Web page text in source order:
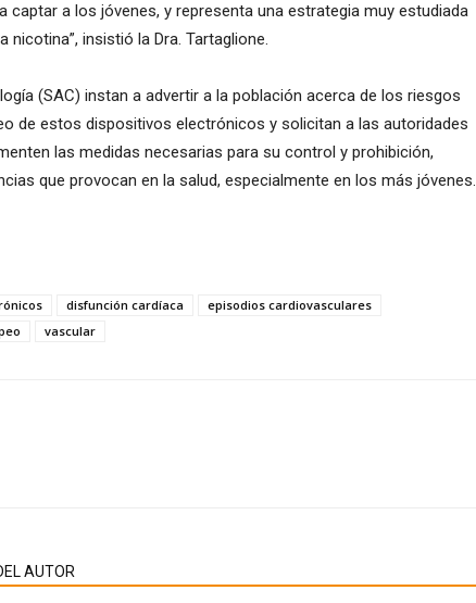
a los jóvenes, y representa una estrategia muy estudiada
insistió la Dra. Tartaglione.
(SAC) instan a advertir a la población acerca de los riesgos
de estos dispositivos electrónicos y solicitan a las autoridades
las medidas necesarias para su control y prohibición,
que provocan en la salud, especialmente en los más jóvenes.
disfunción cardíaca
episodios cardiovasculares
vascular
AUTOR